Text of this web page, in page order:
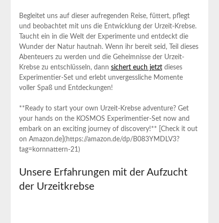
Begleitet uns auf dieser aufregenden Reise, füttert, pflegt
und beobachtet mit uns die Entwicklung der Urzeit-Krebse.
Taucht ein in die Welt der Experimente und entdeckt die
Wunder der Natur hautnah. Wenn ihr bereit seid, Teil dieses
Abenteuers zu werden und die Geheimnisse der Urzeit-
Krebse zu entschlüsseln, dann sichert euch jetztdieses
Experimentier-Set und erlebt unvergessliche Momente
voller Spaß und Entdeckungen!
**Ready to start your own Urzeit-Krebse adventure? Get
your hands on the KOSMOS Experimentier-Set now and
embark on an exciting journey of discovery!** [Check it out
on Amazon.de](https://amazon.de/dp/B083YMDLV3?
tag=kornnattern-21)
Unsere Erfahrungen mit der Aufzucht
der Urzeitkrebse